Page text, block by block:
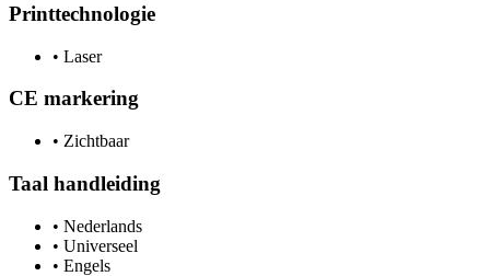
Printtechnologie
• Laser
CE markering
• Zichtbaar
Taal handleiding
• Nederlands
• Universeel
• Engels